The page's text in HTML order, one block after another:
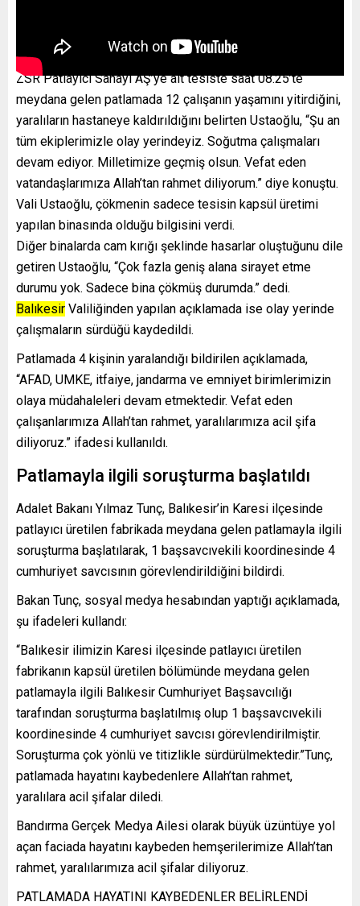
ZSR Patlayıcı Sanayi AŞ’ye ait tesiste saat 08.25’te
meydana gelen patlamada 12 çalışanın yaşamını yitirdiğini,
yaralıların hastaneye kaldırıldığını belirten Ustaoğlu, “Şu an
tüm ekiplerimizle olay yerindeyiz. Soğutma çalışmaları
devam ediyor. Milletimize geçmiş olsun. Vefat eden
vatandaşlarımıza Allah’tan rahmet diliyorum.” diye konuştu.
Vali Ustaoğlu, çökmenin sadece tesisin kapsül üretimi
yapılan binasında olduğu bilgisini verdi.
Diğer binalarda cam kırığı şeklinde hasarlar oluştuğunu dile
getiren Ustaoğlu, “Çok fazla geniş alana sirayet etme
durumu yok. Sadece bina çökmüş durumda.” dedi.
Balıkesir Valiliğinden yapılan açıklamada ise olay yerinde
çalışmaların sürdüğü kaydedildi.
Patlamada 4 kişinin yaralandığı bildirilen açıklamada,
“AFAD, UMKE, itfaiye, jandarma ve emniyet birimlerimizin
olaya müdahaleleri devam etmektedir. Vefat eden
çalışanlarımıza Allah’tan rahmet, yaralılarımıza acil şifa
diliyoruz.” ifadesi kullanıldı.
Patlamayla ilgili soruşturma başlatıldı
Adalet Bakanı Yılmaz Tunç, Balıkesir’in Karesi ilçesinde
patlayıcı üretilen fabrikada meydana gelen patlamayla ilgili
soruşturma başlatılarak, 1 başsavcıvekili koordinesinde 4
cumhuriyet savcısının görevlendirildiğini bildirdi.
Bakan Tunç, sosyal medya hesabından yaptığı açıklamada,
şu ifadeleri kullandı:
“Balıkesir ilimizin Karesi ilçesinde patlayıcı üretilen
fabrikanın kapsül üretilen bölümünde meydana gelen
patlamayla ilgili Balıkesir Cumhuriyet Başsavcılığı
tarafından soruşturma başlatılmış olup 1 başsavcıvekili
koordinesinde 4 cumhuriyet savcısı görevlendirilmiştir.
Soruşturma çok yönlü ve titizlikle sürdürülmektedir.”Tunç,
patlamada hayatını kaybedenlere Allah’tan rahmet,
yaralılara acil şifalar diledi.
Bandırma Gerçek Medya Ailesi olarak büyük üzüntüye yol
açan faciada hayatını kaybeden hemşerilerimize Allah’tan
rahmet, yaralılarımıza acil şifalar diliyoruz.
PATLAMADA HAYATINI KAYBEDENLER BELİRLENDİ